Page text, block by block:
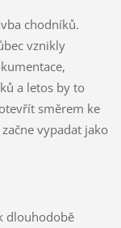
chodníků.
vznikly
a letos by to
směrem ke
vypadat jako
dlouhodobě